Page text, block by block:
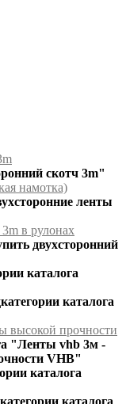
скотч 3m"
намотка)
ленты
в рулонах
двухсторонний
каталога
каталога
высокой прочности
"Ленты vhb 3м -
VHB"
каталога
каталога